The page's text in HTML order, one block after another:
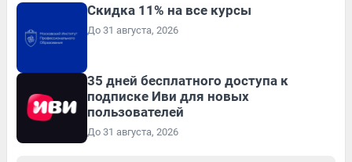
Скидка 11% на все курсы
До 31 августа, 2026
35 дней бесплатного доступа к
подписке Иви для новых
пользователей
До 31 августа, 2026